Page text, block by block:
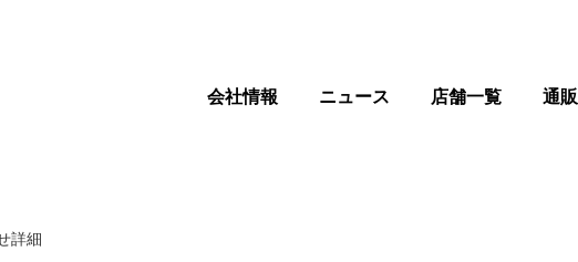
会社情報 ニュース 店舗一覧 通販
細